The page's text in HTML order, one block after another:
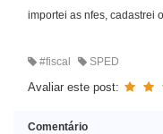
importei as nfes, cadastrei
#fiscal SPED
Avaliar este post:
Comentário